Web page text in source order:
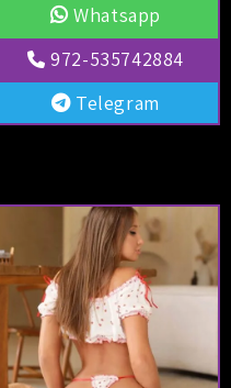
Whatsapp
972-535742884
Telegram